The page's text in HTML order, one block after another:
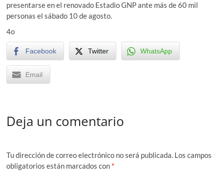
presentarse en el renovado Estadio GNP ante más de 60 mil
personas el sábado 10 de agosto.
4o
Facebook Twitter WhatsApp
Email
Deja un comentario
Tu dirección de correo electrónico no será publicada. Los campos
obligatorios están marcados con *